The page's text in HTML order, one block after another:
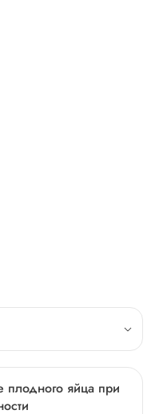
плодного яйца при